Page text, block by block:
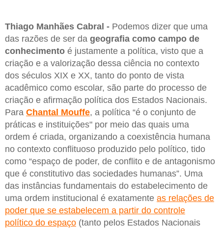
Thiago Manhães Cabral - Podemos dizer que uma
das razões de ser da geografia como campo de
conhecimento é justamente a política, visto que a
criação e a valorização dessa ciência no contexto
dos séculos XIX e XX, tanto do ponto de vista
acadêmico como escolar, são parte do processo de
criação e afirmação política dos Estados Nacionais.
Para Chantal Mouffe, a política “é o conjunto de
práticas e instituições" por meio das quais uma
ordem é criada, organizando a coexistência humana
no contexto conflituoso produzido pelo político, tido
como “espaço de poder, de conflito e de antagonismo
que é constitutivo das sociedades humanas”. Uma
das instâncias fundamentais do estabelecimento de
uma ordem institucional é exatamente as relações de
poder que se estabelecem a partir do controle
político do espaço (tanto pelos Estados Nacionais